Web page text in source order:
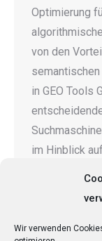
Wir verwenden
Optimierung
von den
semantischen
in GEO Tools
im Hinblick
← 1 …